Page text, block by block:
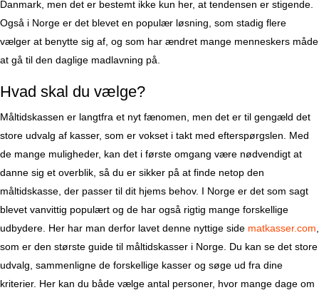
Danmark, men det er bestemt ikke kun her, at tendensen er stigende.
Også i Norge er det blevet en populær løsning, som stadig flere
vælger at benytte sig af, og som har ændret mange menneskers måde
at gå til den daglige madlavning på.
Hvad skal du vælge?
Måltidskassen er langtfra et nyt fænomen, men det er til gengæld det
store udvalg af kasser, som er vokset i takt med efterspørgslen. Med
de mange muligheder, kan det i første omgang være nødvendigt at
danne sig et overblik, så du er sikker på at finde netop den
måltidskasse, der passer til dit hjems behov. I Norge er det som sagt
blevet vanvittig populært og de har også rigtig mange forskellige
udbydere. Her har man derfor lavet denne nyttige side matkasser.com
som er den største guide til måltidskasser i Norge. Du kan se det store
udvalg, sammenligne de forskellige kasser og søge ud fra dine
kriterier. Her kan du både vælge antal personer, hvor mange dage om